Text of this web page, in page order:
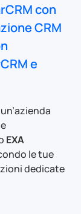
con
CRM
e
EXA
le tue
dedicate